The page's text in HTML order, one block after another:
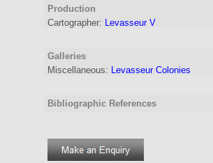
Production
Cartographer: Levasseur V
Galleries
Miscellaneous: Levasseur Colonies
Bibliographic References